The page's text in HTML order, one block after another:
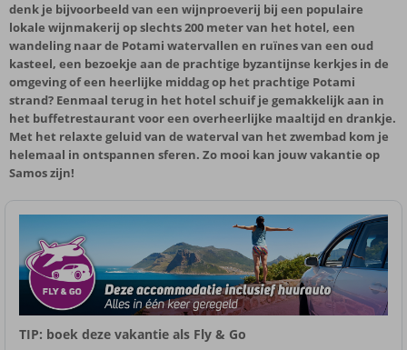
denk je bijvoorbeeld van een wijnproeverij bij een populaire
lokale wijnmakerij op slechts 200 meter van het hotel, een
wandeling naar de Potami watervallen en ruïnes van een oud
kasteel, een bezoekje aan de prachtige byzantijnse kerkjes in de
omgeving of een heerlijke middag op het prachtige Potami
strand? Eenmaal terug in het hotel schuif je gemakkelijk aan in
het buffetrestaurant voor een overheerlijke maaltijd en drankje.
Met het relaxte geluid van de waterval van het zwembad kom je
helemaal in ontspannen sferen. Zo mooi kan jouw vakantie op
Samos zijn!
TIP: boek deze vakantie als Fly & Go